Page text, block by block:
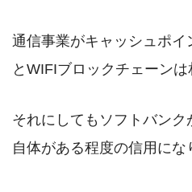
通信事業がキャッシュポイ
とWIFIブロックチェーンは
それにしてもソフトバンク
自体がある程度の信用にな